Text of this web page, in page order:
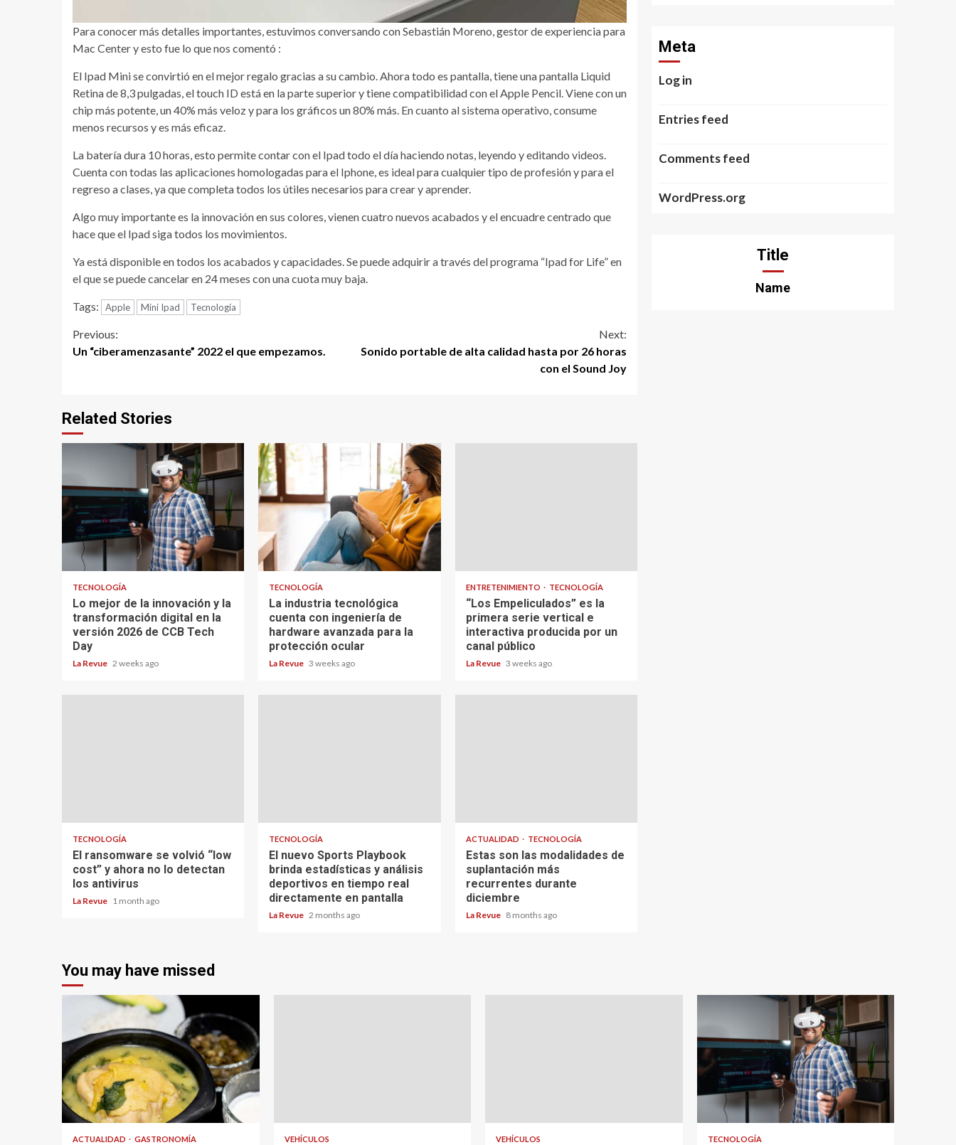
Para conocer más detalles importantes, estuvimos conversando con Sebastián Moreno, gestor de experiencia para
Mac Center y esto fue lo que nos comentó :
El Ipad Mini se convirtió en el mejor regalo gracias a su cambio. Ahora todo es pantalla, tiene una pantalla Liquid
Retina de 8,3 pulgadas, el touch ID está en la parte superior y tiene compatibilidad con el Apple Pencil. Viene con un
chip más potente, un 40% más veloz y para los gráficos un 80% más. En cuanto al sistema operativo, consume
menos recursos y es más eficaz.
La batería dura 10 horas, esto permite contar con el Ipad todo el día haciendo notas, leyendo y editando videos.
Cuenta con todas las aplicaciones homologadas para el Iphone, es ideal para cualquier tipo de profesión y para el
regreso a clases, ya que completa todos los útiles necesarios para crear y aprender.
Algo muy importante es la innovación en sus colores, vienen cuatro nuevos acabados y el encuadre centrado que
hace que el Ipad siga todos los movimientos.
Ya está disponible en todos los acabados y capacidades. Se puede adquirir a través del programa “Ipad for Life” en
el que se puede cancelar en 24 meses con una cuota muy baja.
Tags: Apple Mini Ipad Tecnología
Continue
Previous:
Un “ciberamenzasante” 2022 el que empezamos.
Next:
Sonido portable de alta calidad hasta por 26 horas
con el Sound Joy
Related Stories
TECNOLOGÍA
Lo mejor de la innovación y la
transformación digital en la
versión 2026 de CCB Tech
Day
La Revue 2 weeks ago
TECNOLOGÍA
La industria tecnológica
cuenta con ingeniería de
hardware avanzada para la
protección ocular
La Revue 3 weeks ago
ENTRETENIMIENTO TECNOLOGÍA
“Los Empeliculados” es la
primera serie vertical e
interactiva producida por un
canal público
La Revue 3 weeks ago
TECNOLOGÍA
El ransomware se volvió “low
cost” y ahora no lo detectan
los antivirus
La Revue 1 month ago
TECNOLOGÍA
El nuevo Sports Playbook
brinda estadísticas y análisis
deportivos en tiempo real
directamente en pantalla
La Revue 2 months ago
ACTUALIDAD TECNOLOGÍA
Estas son las modalidades de
suplantación más
recurrentes durante
diciembre
La Revue 8 months ago
Meta
Log in
Entries feed
Comments feed
WordPress.org
Title
Name
You may have missed
ACTUALIDAD GASTRONOMÍA VEHÍCULOS VEHÍCULOS TECNOLOGÍA